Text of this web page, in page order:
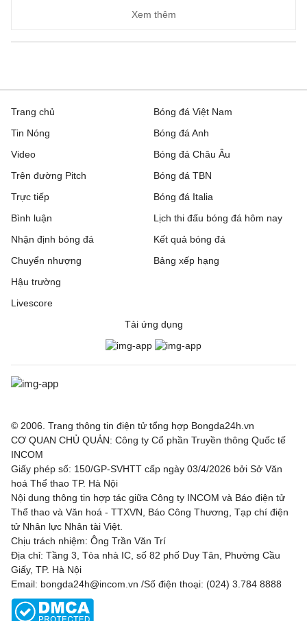
Xem thêm
Trang chủ
Tin Nóng
Video
Trên đường Pitch
Trực tiếp
Bóng đá Việt Nam
Bóng đá Anh
Bóng đá Châu Âu
Bóng đá TBN
Bóng đá Italia
Bình luận
Nhận định bóng đá
Chuyển nhượng
Hậu trường
Livescore
Lịch thi đấu bóng đá hôm nay
Kết quả bóng đá
Bảng xếp hạng
Tải ứng dụng
© 2006. Trang thông tin điện tử tổng hợp Bongda24h.vn
CƠ QUAN CHỦ QUẢN: Công ty Cổ phần Truyền thông Quốc tế
INCOM
Giấy phép số: 150/GP-SVHTT cấp ngày 03/4/2026 bởi Sở Văn
hoá Thể thao TP. Hà Nội
Nội dung thông tin hợp tác giữa Công ty INCOM và Báo điện tử
Thể thao và Văn hoá - TTXVN, Báo Công Thương, Tạp chí điện
tử Nhân lực Nhân tài Việt.
Chịu trách nhiệm: Ông Trần Văn Trí
Địa chỉ: Tầng 3, Tòa nhà IC, số 82 phố Duy Tân, Phường Cầu
Giấy, TP. Hà Nội
Email: bongda24h@incom.vn /Số điện thoại: (024) 3.784 8888